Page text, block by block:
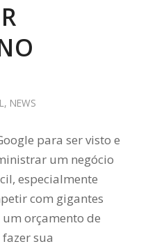
, NEWS
para ser visto e
um negócio
especialmente
com gigantes
orçamento de
sua